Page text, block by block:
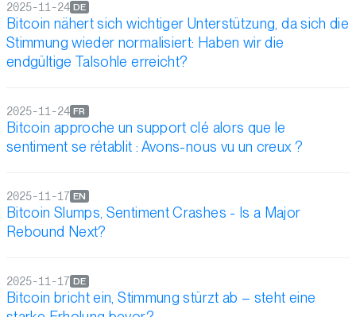
Bitcoin nähert sich wichtiger Unterstützung, da sich die
Stimmung wieder normalisiert: Haben wir die
endgültige Talsohle erreicht?
DE
2025-11-24
Bitcoin approche un support clé alors que le
sentiment se rétablit : Avons-nous vu un creux ?
FR
2025-11-24
Bitcoin Slumps, Sentiment Crashes - Is a Major
Rebound Next?
EN
2025-11-17
Bitcoin bricht ein, Stimmung stürzt ab – steht eine
DE
2025-11-17